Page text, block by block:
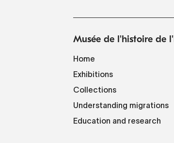
Musée de l'histoire de
Home
Exhibitions
Collections
Understanding migrations
Education and research